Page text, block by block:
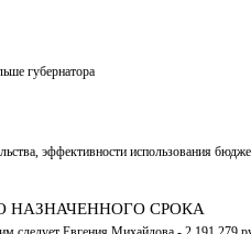
губернатора
эффективности использования
НАЗНАЧЕННОГО СРОКА